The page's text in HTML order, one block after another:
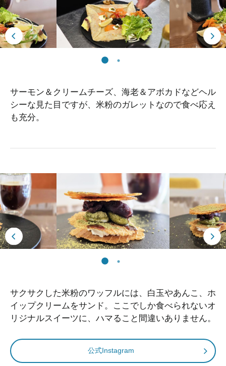
サーモン＆クリームチーズ、海老＆アボカドなどヘル
シーな見た目ですが、米粉のガレットなので食べ応え
も充分。
サクサクした米粉のワッフルには、白玉やあんこ、ホ
イップクリームをサンド。ここでしか食べられないオ
リジナルスイーツに、ハマること間違いありません。
公式Instagram